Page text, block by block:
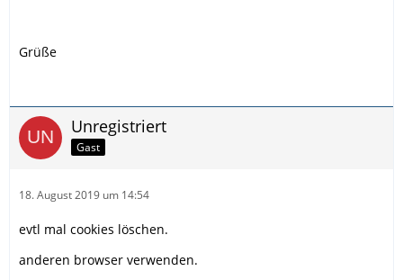
Grüße
Unregistriert
Gast
18. August 2019 um 14:54
evtl mal cookies löschen.
anderen browser verwenden.